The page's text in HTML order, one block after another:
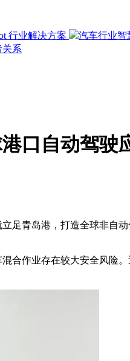
行业解决方案 汽车行业智
关系
口自动驾驶
足青岛港，打造全球非自
合作业存在较大安全风险